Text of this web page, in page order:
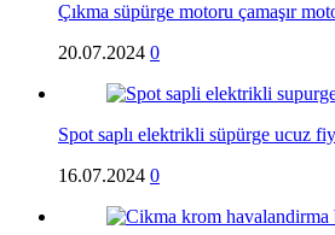
Çıkma süpürge motoru çamaşır
20.07.2024 0
Spot saplı elektrikli süpürge ucuz
16.07.2024 0